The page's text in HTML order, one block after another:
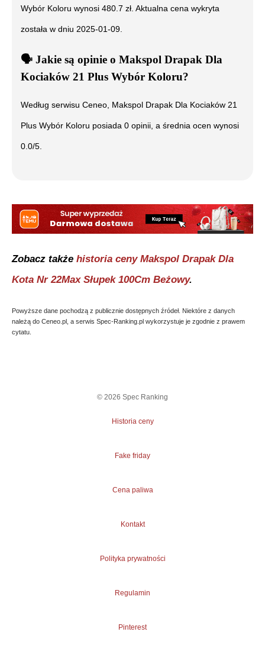
Wybór Koloru wynosi 480.7 zł. Aktualna cena wykryta
została w dniu 2025-01-09
🗣️ ️ Jakie są opinie o Makspol Drapak Dla
Kociaków 21 Plus Wybór Koloru?
Według serwisu Ceneo, Makspol Drapak Dla Kociaków 21
Plus Wybór Koloru posiada 0 opinii, a średnia ocen wynosi
0.0/5.
Zobacz także historia ceny Makspol Drapak Dla
Kota Nr 22Max Słupek 100Cm Beżowy.
Powyższe dane pochodzą z publicznie dostępnych źródeł. Niektóre z danych
należą do Ceneo.pl, a serwis Spec-Ranking.pl wykorzystuje je zgodnie z prawem
cytatu.
© 2026 Spec Ranking
Historia ceny
Fake friday
Cena paliwa
Kontakt
Polityka prywatności
Regulamin
Pinterest